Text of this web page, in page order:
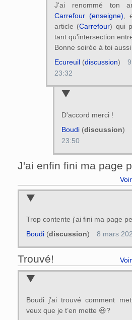
J'ai renommé ton
Carrefour (enseigne) ,
article (Carrefour) qui
tant qu'intersection
Bonne soirée à toi aussi
Ecureuil(discussion)
23:32
D'accord merci !
Boudi(discussion)
23:50
J'ai enfin fini ma page
Trop contente j'ai fini ma page
Boudi(discussion) 8 mars
Trouvé!
Boudi j’ai trouvé comment
veux que je t’en mette 😃?